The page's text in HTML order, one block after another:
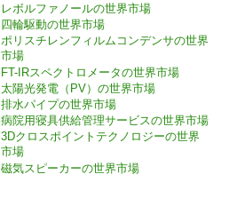
レボルファノールの世界市場
四輪駆動の世界市場
ポリスチレンフィルムコンデンサの世界
市場
FT-IRスペクトロメータの世界市場
太陽光発電（PV）の世界市場
排水パイプの世界市場
病院用寝具供給管理サービスの世界市場
3Dクロスポイントテクノロジーの世界
市場
磁気スピーカーの世界市場